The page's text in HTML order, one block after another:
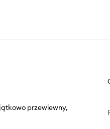
przewiewny,